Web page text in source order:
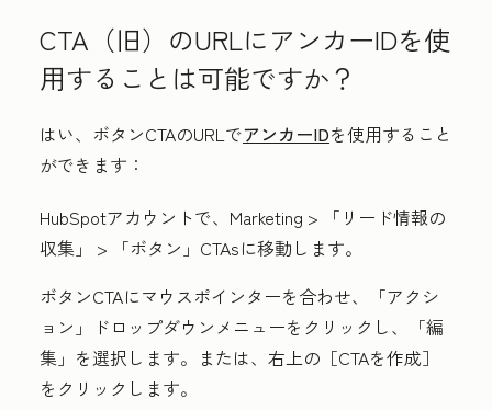
CTA（旧）のURLにアンカーIDを使
用することは可能ですか？
はい、ボタンCTAのURLでアンカーIDを使用すること
ができます：
HubSpotアカウントで、 Marketing >
「リード情報の
収集」
> 「ボタン」 CTAsに移動します。
ボタンCTAにマウスポインターを合わせ、「アクシ
ョン」
ドロップダウンメニューをクリックし、「編
集 」を選択します。または、右上の［CTAを作成］
をクリックします。